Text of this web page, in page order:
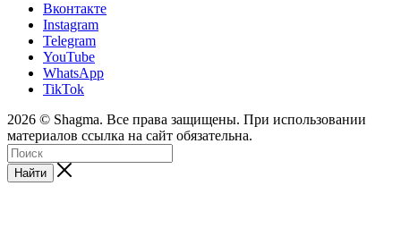
Вконтакте
Instagram
Telegram
YouTube
WhatsApp
TikTok
2026 © Shagma. Все права защищены. При использовании
материалов ссылка на сайт обязательна.
Найти